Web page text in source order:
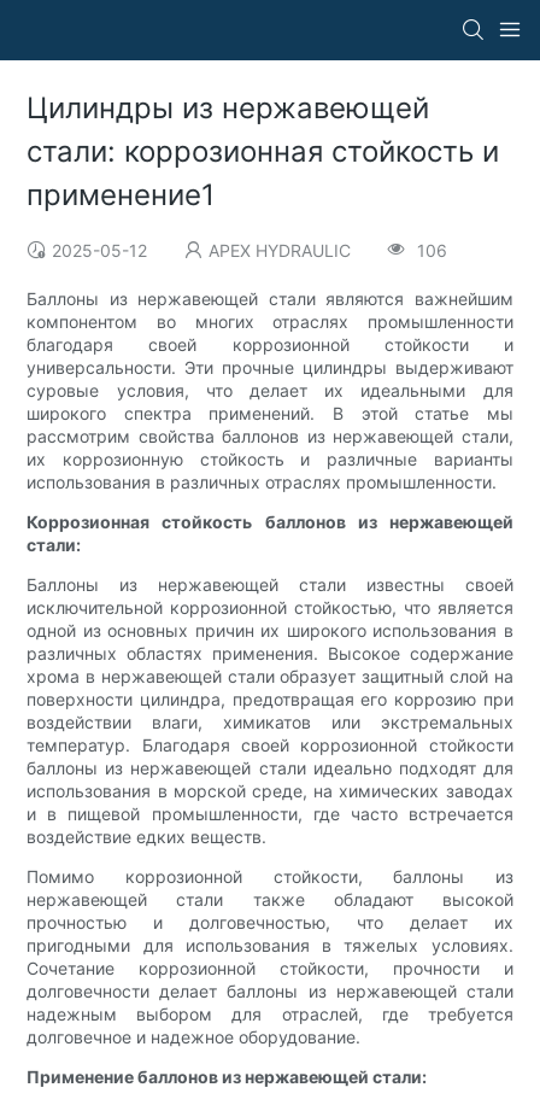
Цилиндры из нержавеющей
стали: коррозионная стойкость и
применение1
2025-05-12 APEX HYDRAULIC 106
Баллоны из нержавеющей стали являются важнейшим
компонентом во многих отраслях промышленности
благодаря своей коррозионной стойкости и
универсальности. Эти прочные цилиндры выдерживают
суровые условия, что делает их идеальными для
широкого спектра применений. В этой статье мы
рассмотрим свойства баллонов из нержавеющей стали,
их коррозионную стойкость и различные варианты
использования в различных отраслях промышленности.
Коррозионная стойкость баллонов из нержавеющей
стали:
Баллоны из нержавеющей стали известны своей
исключительной коррозионной стойкостью, что является
одной из основных причин их широкого использования в
различных областях применения. Высокое содержание
хрома в нержавеющей стали образует защитный слой на
поверхности цилиндра, предотвращая его коррозию при
воздействии влаги, химикатов или экстремальных
температур. Благодаря своей коррозионной стойкости
баллоны из нержавеющей стали идеально подходят для
использования в морской среде, на химических заводах
и в пищевой промышленности, где часто встречается
воздействие едких веществ.
Помимо коррозионной стойкости, баллоны из
нержавеющей стали также обладают высокой
прочностью и долговечностью, что делает их
пригодными для использования в тяжелых условиях.
Сочетание коррозионной стойкости, прочности и
долговечности делает баллоны из нержавеющей стали
надежным выбором для отраслей, где требуется
долговечное и надежное оборудование.
Применение баллонов из нержавеющей стали: